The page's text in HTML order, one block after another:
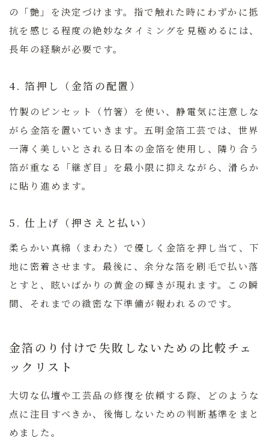
の「艶」を決定づけます。指で触れた時にわずかに抵
抗を感じる程度の絶妙なタイミングを見極めるには、
長年の経験が必要です。
4. 箔押し（金箔の配置）
竹製のピンセット（竹箸）を使い、静電気に注意しな
がら金箔を置いていきます。五明金箔工芸では、世界
一薄く美しいとされる日本の金箔を使用し、隣り合う
箔が重なる「継ぎ目」を最小限に抑えながら、滑らか
に貼り進めます。
5. 仕上げ（押さえと払い）
柔らかい真綿（まわた）で優しく金箔を押し当て、下
地に密着させます。最後に、余分な箔を刷毛で払い落
とすと、眩いばかりの黄金の輝きが現れます。この瞬
間、それまでの緻密な下準備が報われるのです。
金箔のり付けで失敗しないための比較チェ
ックリスト
大切な仏壇や工芸品の修復を依頼する際、どのような
点に注目すべきか、後悔しないための判断基準をまと
めました。